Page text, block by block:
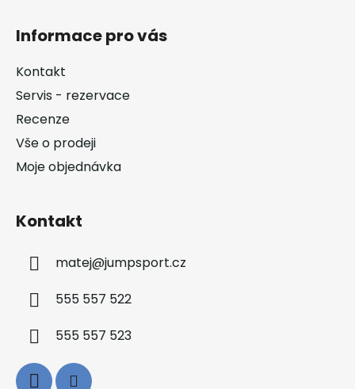
Informace pro vás
Kontakt
Servis - rezervace
Recenze
Vše o prodeji
Moje objednávka
Kontakt
matej@jumpsport.cz
555 557 522
555 557 523